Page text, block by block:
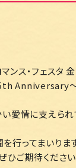
ンス・フェス
Anniversary～
愛情に支えら
行ってまいります
ひご期待ください